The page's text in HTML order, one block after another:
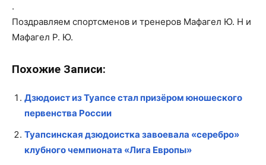
.
Поздравляем спортсменов и тренеров Мафагел Ю. Н и
Мафагел Р. Ю.
Похожие Записи:
Дзюдоист из Туапсе стал призёром юношеского
первенства России
Туапсинская дзюдоистка завоевала «серебро»
клубного чемпионата «Лига Европы»